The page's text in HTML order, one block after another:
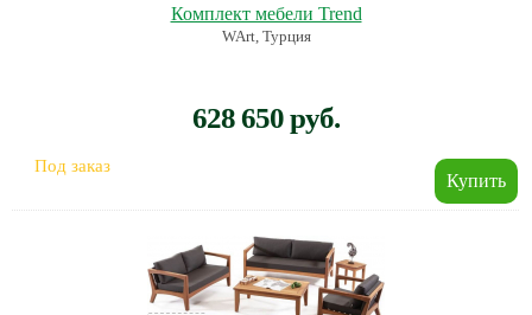
Комплект мебели Trend
WArt, Турция
628 650 руб.
Под заказ